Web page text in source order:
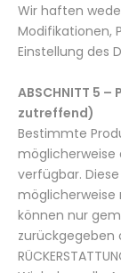
Wir haften
Modifikationen,
Einstellung des
ABSCHNITT 5 –
zutreffend)
Bestimmte
möglicherweise
verfügbar.
möglicherweise
können nur
zurückgegeben